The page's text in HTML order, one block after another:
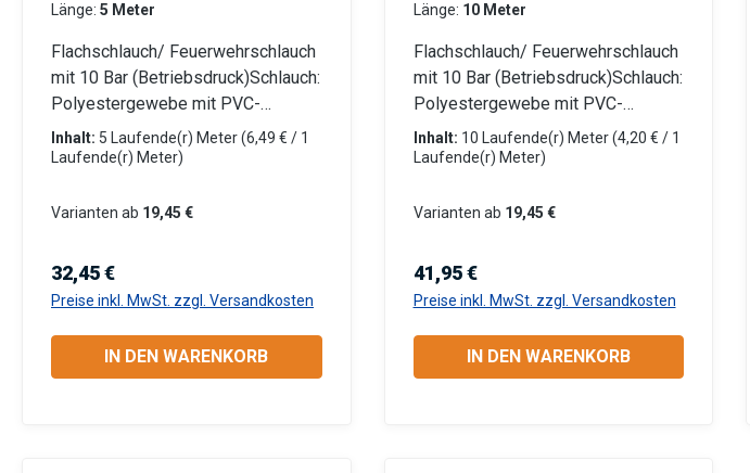
Länge: 5 Meter
Flachschlauch/ Feuerwehrschlauch
mit 10 Bar (Betriebsdruck)Schlauch:
Polyestergewebe mit PVC-
Innenschicht Beidseitig mit LM-
Storz-Kupplungen (Aluminium)
oder Schmutzwasserpumpen
Industrie: Gewerbe, Garten- und
Landschaftsbau, Baugewerbe,
Landwirtschaft, Kommunen,
Privatanwender Information zur
Inhalt: 5 Laufende(r) Meter(6,49 € / 1
Laufende(r) Meter)
Varianten ab 19,45 €
Regulärer Preis:
32,45 €
Preise inkl. MwSt. zzgl. Versandkosten
IN DEN WARENKORB
Länge: 10 Meter
Flachschlauch/ Feuerwehrschlauch
mit 10 Bar (Betriebsdruck)Schlauch:
Polyestergewebe mit PVC-
Innenschicht Beidseitig mit LM-
Storz-Kupplungen (Aluminium)
oder Schmutzwasserpumpen
Industrie: Gewerbe, Garten- und
Landschaftsbau, Baugewerbe,
Landwirtschaft, Kommunen,
Privatanwender Information zur
Inhalt: 10 Laufende(r) Meter(4,20 € / 1
Laufende(r) Meter)
Varianten ab 19,45 €
Regulärer Preis:
41,95 €
Preise inkl. MwSt. zzgl. Versandkosten
IN DEN WARENKORB